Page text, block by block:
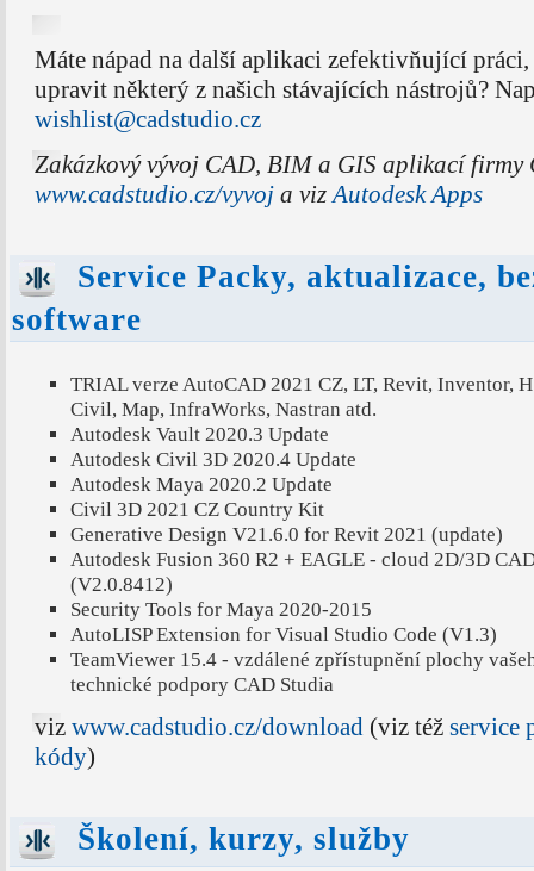
Máte nápad na další aplikaci zefektivňující
upravit některý z našich stávajících nástrojů?
wishlist@cadstudio.cz
Zakázkový vývoj CAD, BIM a GIS aplikací firmy
www.cadstudio.cz/vyvoja vizAutodesk Apps
Service Packy, aktualizace,
software
TRIAL verze AutoCAD 2021 CZ, LT, Revit, Inventor,
Civil, Map, InfraWorks, Nastran atd.
Autodesk Vault 2020.3 Update
Autodesk Civil 3D 2020.4 Update
Autodesk Maya 2020.2 Update
Civil 3D 2021 CZ Country Kit
Generative Design V21.6.0 for Revit 2021 (update)
Autodesk Fusion 360 R2 + EAGLE - cloud 2D/3D
(V2.0.8412)
Security Tools for Maya 2020-2015
AutoLISP Extension for Visual Studio Code (V1.3)
TeamViewer 15.4 - vzdálené zpřístupnění plochy
technické podpory CAD Studia
viz www.cadstudio.cz/download(viz též service
kódy)
Školení, kurzy, služby